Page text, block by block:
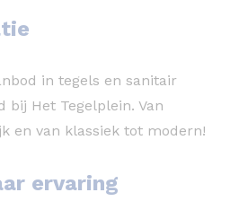
in tegels en sanitair
bij Het Tegelplein. Van
en van klassiek tot modern!
ervaring